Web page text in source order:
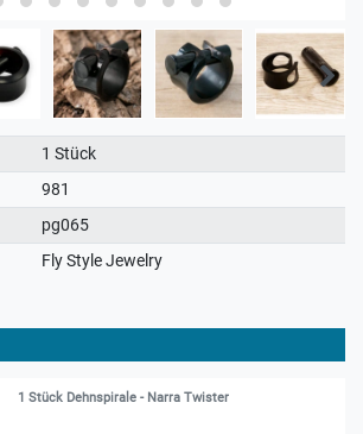
1 Stück
981
pg065
Fly Style Jewelry
1 Stück Dehnspirale - Narra Twister